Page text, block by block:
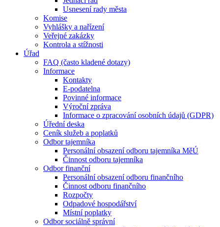
Usnesení rady města
Komise
Vyhlášky a nařízení
Veřejné zakázky
Kontrola a stížnosti
Úřad
FAQ (často kladené dotazy)
Informace
Kontakty
E-podatelna
Povinné informace
Výroční zpráva
Informace o zpracování osobních údajů (GDPR)
Úřední deska
Ceník služeb a poplatků
Odbor tajemníka
Personální obsazení odboru tajemníka MěÚ
Činnost odboru tajemníka
Odbor finanční
Personální obsazení odboru finančního
Činnost odboru finančního
Rozpočty
Odpadové hospodářství
Místní poplatky
Odbor sociálně správní